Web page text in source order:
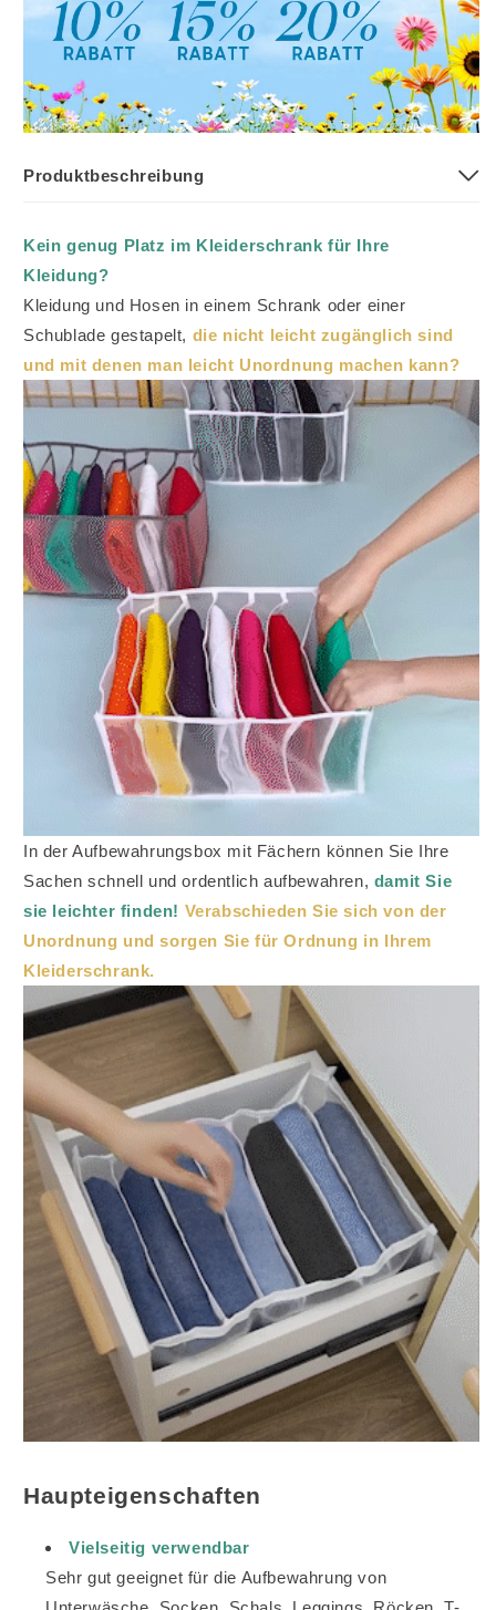
Produktbeschreibung
Kein genug Platz im Kleiderschrank für Ihre
Kleidung?
Kleidung und Hosen in einem Schrank oder einer
Schublade gestapelt, die nicht leicht zugänglich sind
und mit denen man leicht Unordnung machen kann?
In der Aufbewahrungsbox mit Fächern können Sie Ihre
Sachen schnell und ordentlich aufbewahren, damit Sie
sie leichter finden! Verabschieden Sie sich von der
Unordnung und sorgen Sie für Ordnung in Ihrem
Kleiderschrank.
Haupteigenschaften
Vielseitig verwendbar
Sehr gut geeignet für die Aufbewahrung von